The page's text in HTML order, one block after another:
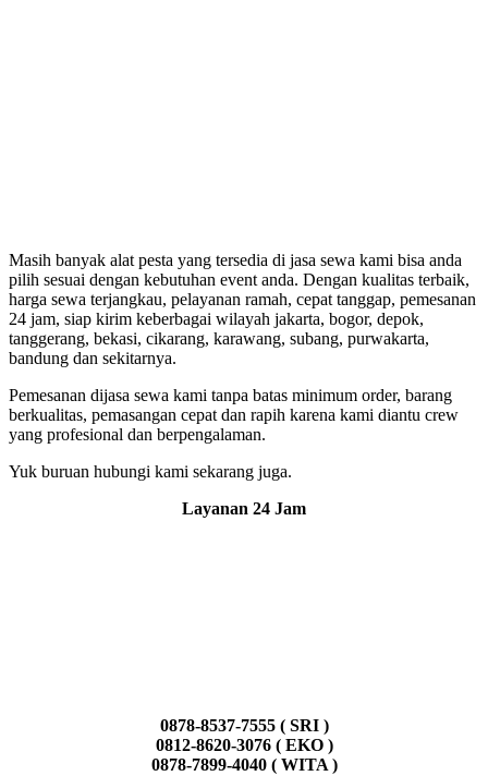
Masih banyak alat pesta yang tersedia di jasa sewa kami bisa anda
pilih sesuai dengan kebutuhan event anda. Dengan kualitas terbaik,
harga sewa terjangkau, pelayanan ramah, cepat tanggap, pemesanan
24 jam, siap kirim keberbagai wilayah jakarta, bogor, depok,
tanggerang, bekasi, cikarang, karawang, subang, purwakarta,
bandung dan sekitarnya.
Pemesanan dijasa sewa kami tanpa batas minimum order, barang
berkualitas, pemasangan cepat dan rapih karena kami diantu crew
yang profesional dan berpengalaman.
Yuk buruan hubungi kami sekarang juga.
Layanan 24 Jam
0878-8537-7555 ( SRI )
0812-8620-3076 ( EKO )
0878-7899-4040 ( WITA )